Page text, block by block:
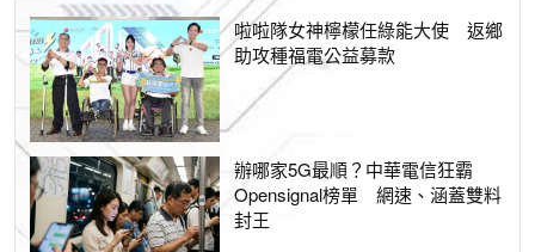
啦啦隊女神檸檬任綠能大使 返鄉
助攻種福電公益募款
辦哪家5G最順？中華電信狂霸
Opensignal榜單 網速、涵蓋雙料
封王